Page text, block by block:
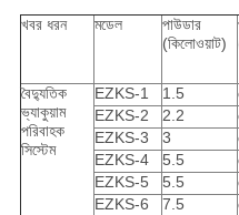
খবর ধরন মডেল
পাউডার
(কিলোওয়াট)
বৈদ্যুতিক
ভ্যাকুয়াম
পরিবাহক
সিস্টেম
EZKS-1 1.5
EZKS-2
2.2
EZKS-3
3
EZKS-4
5.5
EZKS-5
5.5
EZKS-6
7.5